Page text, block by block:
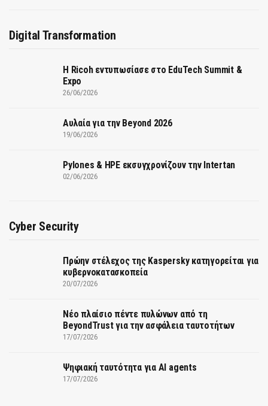
Digital Transformation
Η Ricoh εντυπωσίασε στο EduTech Summit &
Expo
26/06/2026
Αυλαία για την Beyond 2026
19/06/2026
Pylones & HPE εκσυγχρονίζουν την Intertan
02/06/2026
Cyber Security
Πρώην στέλεχος της Kaspersky κατηγορείται για
κυβερνοκατασκοπεία
20/07/2026
Νέο πλαίσιο πέντε πυλώνων από τη
BeyondTrust για την ασφάλεια ταυτοτήτων
17/07/2026
Ψηφιακή ταυτότητα για AI agents
17/07/2026